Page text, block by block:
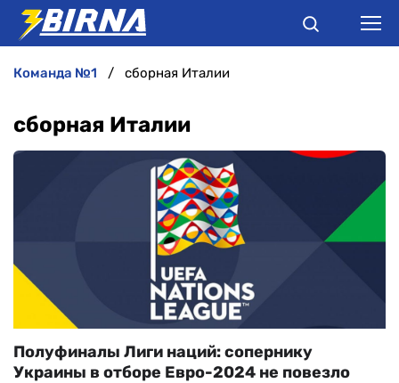
АНАЛІТИКА
БУКМЕКЕРИ
команда №1 сборная Италии
сборная Италии
Полуфиналы Лиги наций: сопернику
Украины в отборе Евро-2024 не повезло